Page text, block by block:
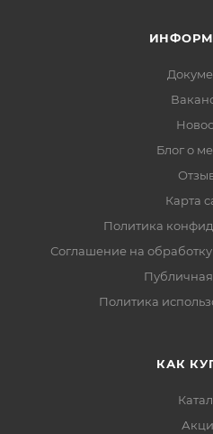
Блог о
Карта
Политика
Соглашение на
Политика
КАК